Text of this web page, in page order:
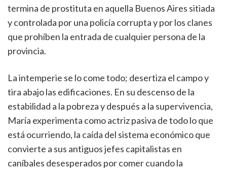
termina de prostituta en aquella Buenos Aires sitiada
y controlada por una policía corrupta y por los clanes
que prohíben la entrada de cualquier persona de la
provincia.
La intemperie se lo come todo; desertiza el campo y
tira abajo las edificaciones. En su descenso de la
estabilidad a la pobreza y después a la supervivencia,
María experimenta como actriz pasiva de todo lo que
está ocurriendo, la caída del sistema económico que
convierte a sus antiguos jefes capitalistas en
caníbales desesperados por comer cuando la